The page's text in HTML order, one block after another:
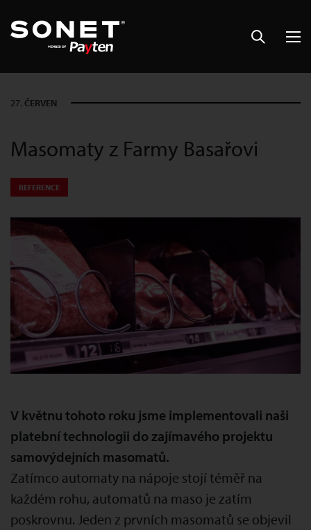
27. ČERVEN
Masomaty z Farmy Basařovi
REFERENCE
V květnu tohoto roku jsme implementovali naši
platební technologii do zajímavého projektu
samovýdejních masomatů.
Zatímco automaty na nápoje stojí téměř na
každém rohu, automatů na maso je zatím
poskrovnu. Jeden z prvních masomatů se objevil